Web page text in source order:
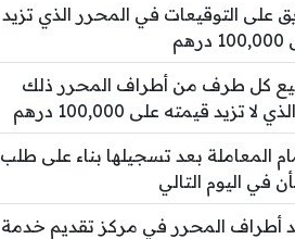
التوقيعات في المحرر الذي تزيد
كل طرف من أطراف المحرر ذلك
قيمته على 100,000 درهم
المعاملة بعد تسجيلها بناء على طلب
في اليوم التالي
أطراف المحرر في مركز تقديم خدمة